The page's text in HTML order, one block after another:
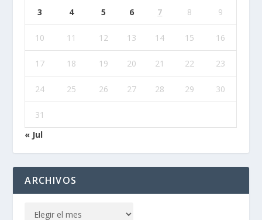
3 4 5 6 7 8 9
10 11 12 13 14 15 16
17 18 19 20 21 22 23
24 25 26 27 28 29 30
31
« Jul
ARCHIVOS